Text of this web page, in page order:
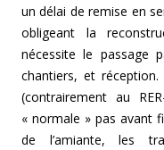
un délai de remise en
obligeant la
nécessite le passage
chantiers, et
(contrairement au
« normale » pas avant
de l’amiante, les